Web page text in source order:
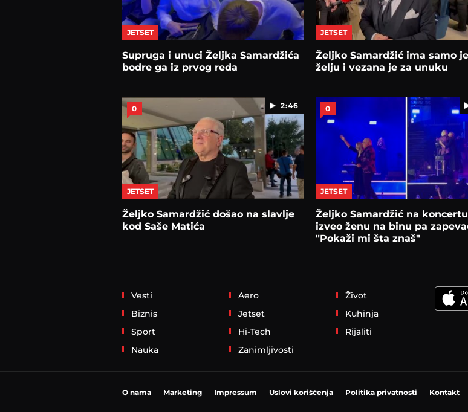
JETSET
Supruga i unuci Željka Samardžića
bodre ga iz prvog reda
JETSET
Željko Samardžić ima samo
želju i vezana je za unuku
2:46
0
JETSET
Željko Samardžić došao na slavlje
kod Saše Matića
0
JETSET
Željko Samardžić na koncertu
izveo ženu na binu pa
"Pokaži mi šta znaš"
Vesti
Biznis
Sport
Nauka
Aero
Jetset
Hi-Tech
Zanimljivosti
Život
Kuhinja
Rijaliti
O nama Marketing Impressum Uslovi korišćenja Politika privatnosti Kontakt